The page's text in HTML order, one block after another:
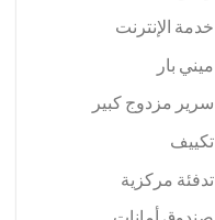
خدمة الإنترنت
ميني بار
سرير مزدوج كبير
تكييف
تدفئة مركزية